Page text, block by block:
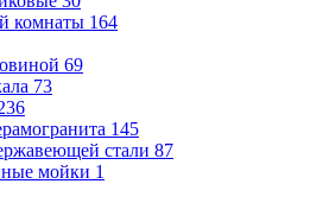
комнаты 164
69
73
145
стали 87
мойки 1